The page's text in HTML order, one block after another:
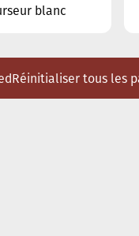
Ariston
Brasserie
blanc
Réinitialiser tous les